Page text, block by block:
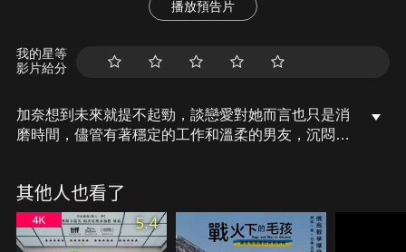
播放預告片
我的星等
影片給分
加奈想到未來就提不起勁，談戀愛對她而言也只是消
磨時間，儘管有著穩定的工作和溫柔的男友，沉悶的
的窒息感，手機螢幕上，納米比亞沙漠的紀實節目持
續放送中，心陷囹圄的加奈何時才能覓得屬於自己的
一片綠洲？
其他人也看了
5.4